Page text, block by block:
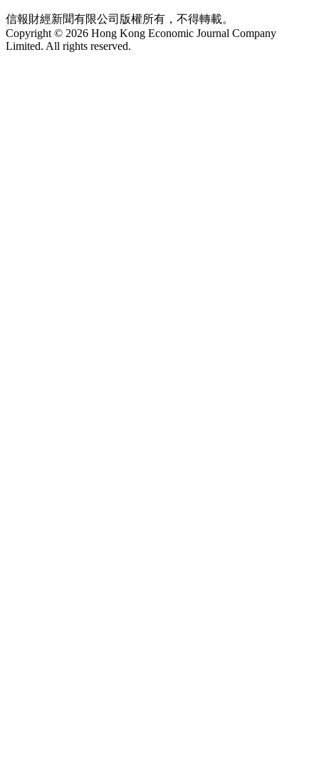
信報財經新聞有限公司版權所有，不得轉載。
Copyright © 2026 Hong Kong Economic Journal Company
Limited. All rights reserved.